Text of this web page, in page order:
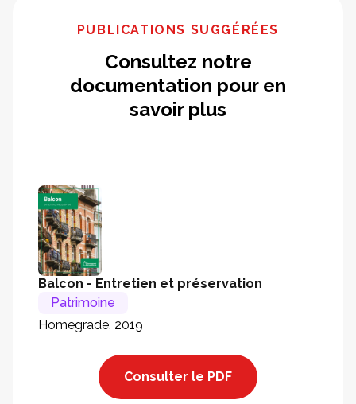
PUBLICATIONS SUGGÉRÉES
Consultez notre
documentation pour en
savoir plus
Balcon - Entretien et préservation
Patrimoine
Homegrade, 2019
Consulter le PDF